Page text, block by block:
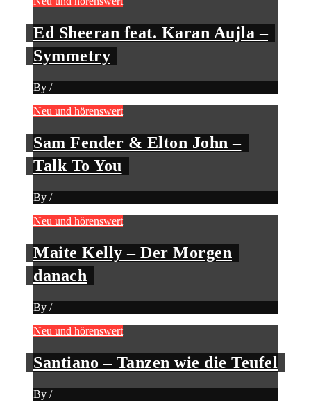
Ed Sheeran feat. Karan Aujla –
Symmetry
By /
Neu und hörenswert
Sam Fender & Elton John –
Talk To You
By /
Neu und hörenswert
Maite Kelly – Der Morgen
danach
By /
Neu und hörenswert
Santiano – Tanzen wie die Teufel
By /